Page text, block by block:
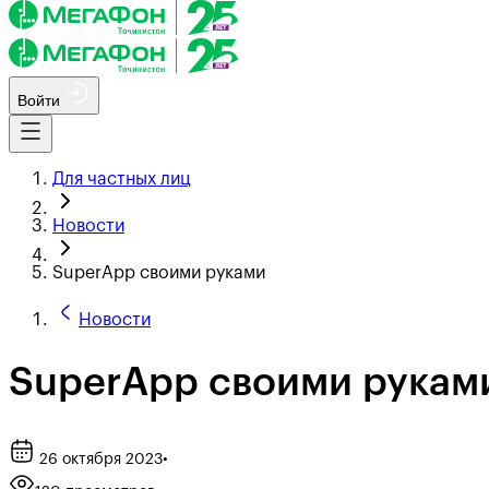
Войти
Для частных лиц
Новости
SuperApp своими руками
Новости
SuperApp своими
26 октября 2023•